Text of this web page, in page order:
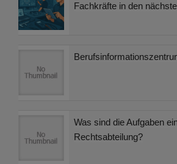
Fachkräfte in den
Was sind die Aufgaben
Rechtsabteilung?